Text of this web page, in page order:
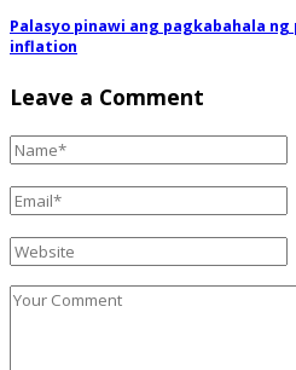
Palasyo pinawi ang pagkabahala
inflation
Leave a Comment